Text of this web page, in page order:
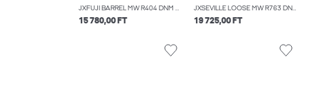
JXFUJI BARREL MW R404 DNM NOOS
15 780,00 FT
JXSEVILLE LOOSE MW R763 DNM NOOS
19 725,00 FT